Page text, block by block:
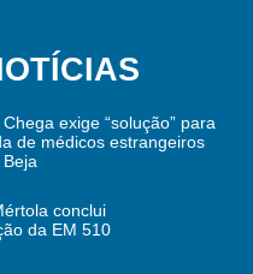
exige “solução” para
de médicos estrangeiros
conclui
da EM 510